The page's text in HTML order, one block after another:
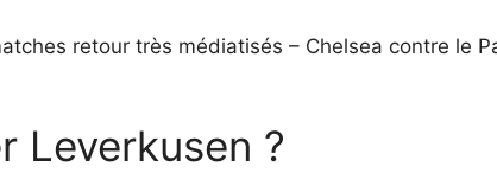
retour très médiatisés – Chelsea contre le
Leverkusen ?